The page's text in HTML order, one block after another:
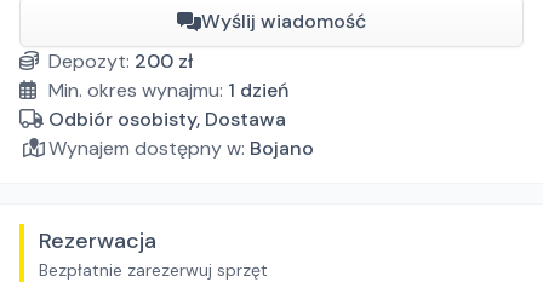
Wyślij wiadomość
Depozyt: 200 zł
Min. okres wynajmu: 1 dzień
Odbiór osobisty, Dostawa
Wynajem dostępny w: Bojano
Rezerwacja
Bezpłatnie zarezerwuj sprzęt